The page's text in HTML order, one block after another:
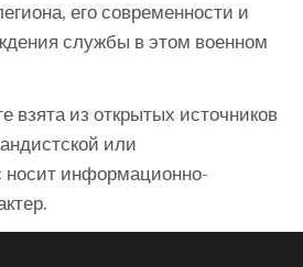
его современности и
службы в этом военном
взята из открытых источников
или
носит информационно-